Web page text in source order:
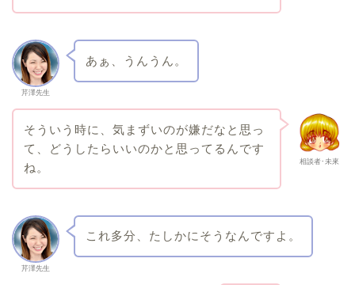
芹澤先生
あぁ、うんうん。
相談者･未來
そういう時に、気まずいのが嫌だなと思っ
て、どうしたらいいのかと思ってるんです
ね。
芹澤先生
これ多分、たしかにそうなんですよ。